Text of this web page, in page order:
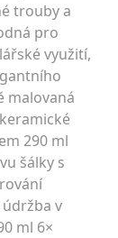
trouby a
pro
využití,
malovaná
290 ml
šálky s
v
ml 6×